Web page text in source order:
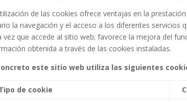
de las cookies ofrece ventajas en la
la navegación y el acceso a los diferentes
vez que accede al sitio web; favorece la mejora del
obtenida a través de las cookies instaladas.
este sitio web utiliza las siguientes
de cookie